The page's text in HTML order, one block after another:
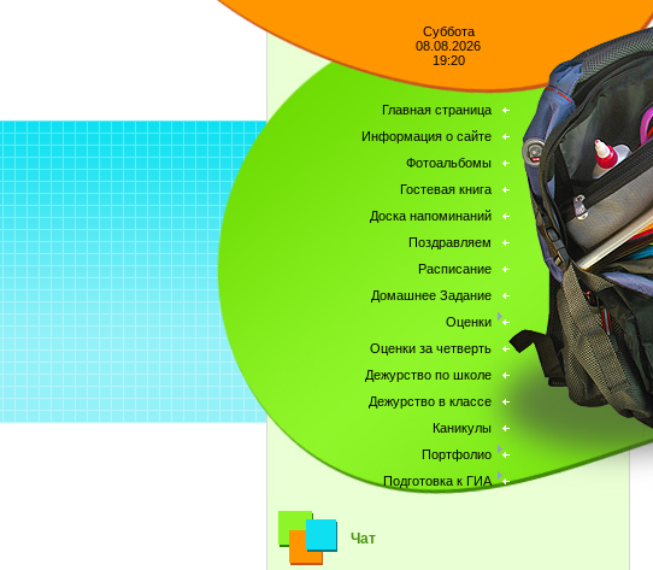
Суббота
08.08.2026
19:20
Главная страница
Информация о сайте
Фотоальбомы
Гостевая книга
Доска напоминаний
Поздравляем
Расписание
Домашнее Задание
Оценки
Оценки за четверть
Дежурство по школе
Дежурство в классе
Каникулы
Портфолио
Подготовка к ГИА
Чат